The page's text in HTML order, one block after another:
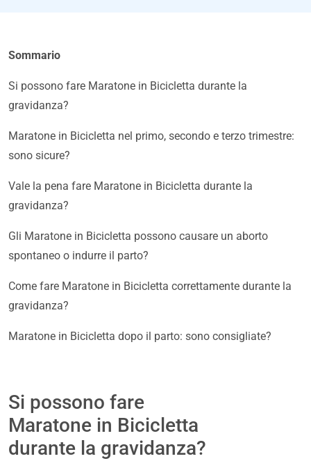
Sommario
Si possono fare Maratone in Bicicletta durante la
gravidanza?
Maratone in Bicicletta nel primo, secondo e terzo trimestre:
sono sicure?
Vale la pena fare Maratone in Bicicletta durante la
gravidanza?
Gli Maratone in Bicicletta possono causare un aborto
spontaneo o indurre il parto?
Come fare Maratone in Bicicletta correttamente durante la
gravidanza?
Maratone in Bicicletta dopo il parto: sono consigliate?
Si possono fare
Maratone in Bicicletta
durante la gravidanza?